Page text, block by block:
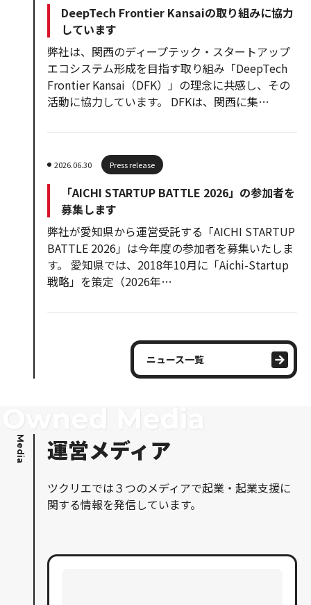
DeepTech Frontier Kansaiの取り組みに協力
しています
弊社は、関西のディープテック・スタートアップ
エコシステム形成を目指す取り組み「DeepTech
Frontier Kansai（DFK）」の理念に共感し、その
活動に協力しています。 DFKは、関西に集…
2026.06.30 Press release
「AICHI STARTUP BATTLE 2026」の参加者を
募集します
弊社が愛知県から運営受託する「AICHI STARTUP
BATTLE 2026」は今年度の参加者を募集いたしま
す。 愛知県では、2018年10月に「Aichi-Startup
戦略」を策定（2026年…
ニュース一覧
Media 運営メディア
ツクリエでは３つのメディアで起業・起業支援に
関する情報を発信しています。